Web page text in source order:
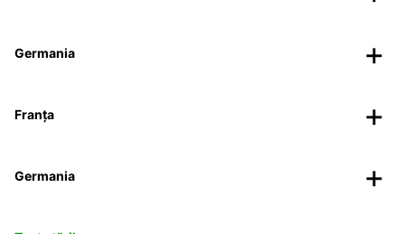
Germania
Franța
Germania